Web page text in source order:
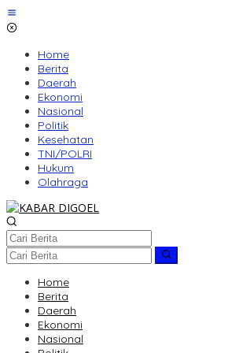
Lewati
ke
Home
Berita
Daerah
Ekonomi
Nasional
Politik
Kesehatan
TNI/POLRI
Hukum
Olahraga
Home
Berita
Daerah
Ekonomi
Nasional